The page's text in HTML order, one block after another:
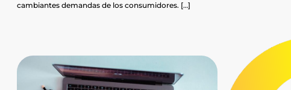
cambiantes demandas de los consumidores. […]